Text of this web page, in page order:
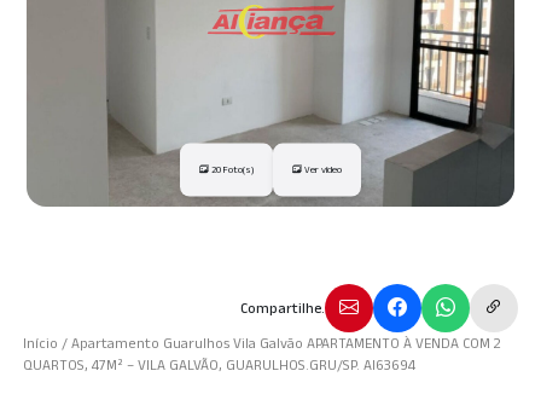
20 Foto(s) Ver vídeo
Compartilhe.
Início /Apartamento Guarulhos Vila Galvão APARTAMENTO À VENDA COM 2
QUARTOS, 47M² – VILA GALVÃO, GUARULHOS.GRU/SP. AI63694